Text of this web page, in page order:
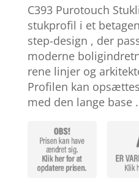
ud af 5
baseret
på
kundebedø
mmelser
C393 Purotouch
stukprofil i et
step-design , der
moderne
rene linjer og
Profilen kan
med den lange base